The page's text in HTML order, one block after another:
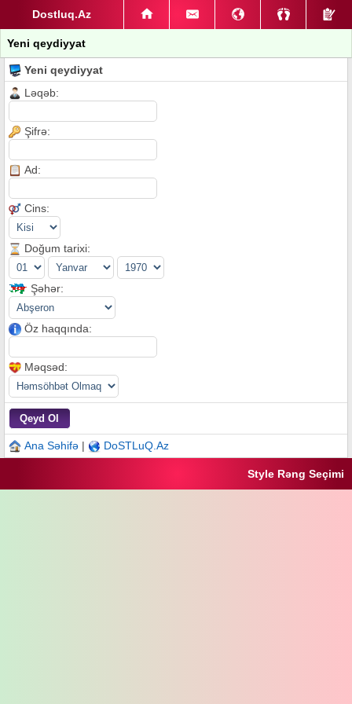
Dostluq.Az
Yeni qeydiyyat
Yeni qeydiyyat
Ləqəb:
Şifrə:
Ad:
Cins:
Doğum tarixi:
Şəhər:
Öz haqqında:
Məqsəd:
Ana Səhifə | DoSTLuQ.Az
Style Rəng Seçimi